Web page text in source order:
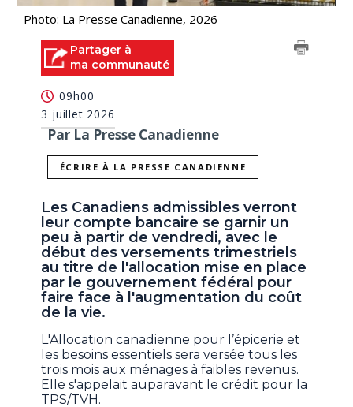
Photo: La Presse Canadienne, 2026
Partager à
ma communauté
09h00
3 juillet 2026
Par La Presse Canadienne
ÉCRIRE À LA PRESSE CANADIENNE
Les Canadiens admissibles verront
leur compte bancaire se garnir un
peu à partir de vendredi, avec le
début des versements trimestriels
au titre de l'allocation mise en place
par le gouvernement fédéral pour
faire face à l'augmentation du coût
de la vie.
L'Allocation canadienne pour l’épicerie et
les besoins essentiels sera versée tous les
trois mois aux ménages à faibles revenus.
Elle s'appelait auparavant le crédit pour la
TPS/TVH.